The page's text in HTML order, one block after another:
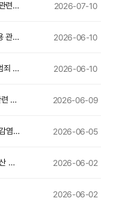
[모리셔스] 연금 개혁 반대 시위 관련 안전공지 2026-07-10
[모리셔스] 운전 중 휴대전화 사용 관련 벌점 강화 시행 안내 2026-06-10
[안전공지] 정부기관 사칭 피싱 범죄 유의 안내 2026-06-10
[모리셔스] 에볼라 바이러스병 관련 입국 제한 조치 시행 안내 2026-06-09
[모리셔스] 엠폭스(Mpox) 지역 감염 발생 관련 안전 공지 2026-06-05
[카드뉴스] 에볼라바이러스병 확산 및 감염 예방 안내 2026-06-02
2026-06-02